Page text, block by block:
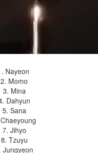
Nayeon
2. Momo
3. Mina
Dahyun
5. Sana
7. Jihyo
8. Tzuyu
Jungyeon